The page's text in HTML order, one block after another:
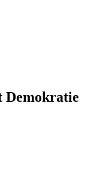
Demokratie